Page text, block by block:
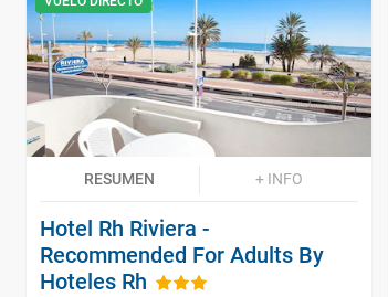
RESUMEN + INFO
Hotel Rh Riviera -
Recommended For Adults By
Hoteles Rh